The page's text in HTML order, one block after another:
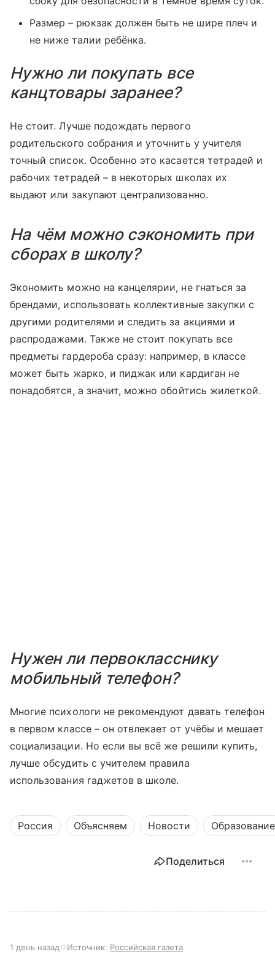
Размер – рюкзак должен быть не шире плеч и
не ниже талии ребёнка.
Нужно ли покупать все
канцтовары заранее?
Не стоит. Лучше подождать первого
родительского собрания и уточнить у учителя
точный список. Особенно это касается тетрадей и
рабочих тетрадей – в некоторых школах их
выдают или закупают централизованно.
На чём можно сэкономить при
сборах в школу?
Экономить можно на канцелярии, не гнаться за
брендами, использовать коллективные закупки с
другими родителями и следить за акциями и
распродажами. Также не стоит покупать все
предметы гардероба сразу: например, в классе
может быть жарко, и пиджак или кардиган не
понадобятся, а значит, можно обойтись жилеткой.
Нужен ли первокласснику
мобильный телефон?
Многие психологи не рекомендуют давать телефон
в первом классе – он отвлекает от учёбы и мешает
социализации. Но если вы всё же решили купить,
лучше обсудить с учителем правила
использования гаджетов в школе.
Россия Объясняем Новости Образование
Поделиться
1 день назад Источник: Российская газета